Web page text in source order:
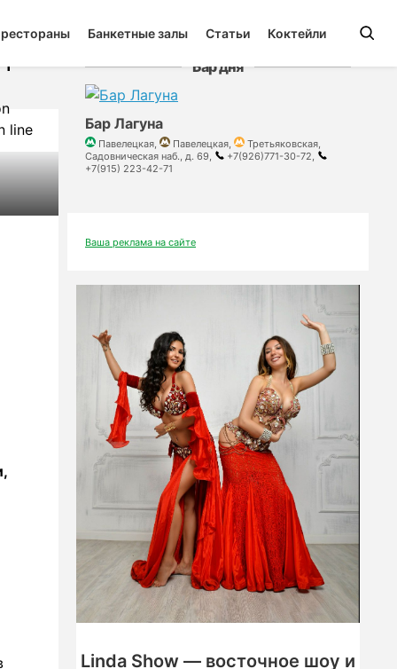
Банкетные залы Статьи Коктейли
1
line
Бар дня
Бар Лагуна
Павелецкая, Павелецкая,
Третьяковская,
Садовническая наб., д. 69,
+7(926)771-30-72,
+7(915) 223-42-71
Ваша реклама на сайте
Linda Show — восточное шоу и